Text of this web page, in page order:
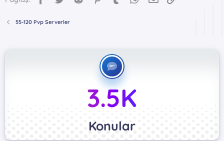
55-120 Pvp Serverler
3.5K
Konular